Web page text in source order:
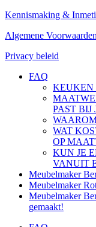
Kennismaking &
Algemene Voorwaarden
Privacy beleid
FAQ
KEUKEN
PAST BIJ
WAT
OP
KUN JE
VANUIT
Meubelmaker
Meubelmaker
Meubelmaker
gemaakt!